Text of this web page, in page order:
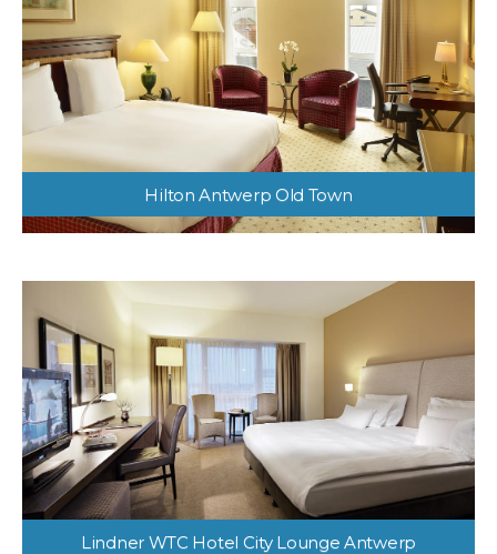
Hilton Antwerp Old Town
Lindner WTC Hotel City Lounge Antwerp